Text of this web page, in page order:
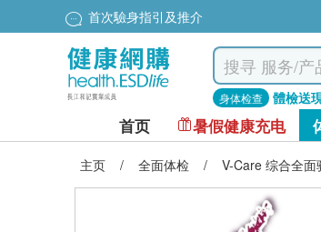
首次驗身指引及推介
身体检查 體檢送
首页 暑假健康充电
主页 / 全面体检 / V-Care 综合全